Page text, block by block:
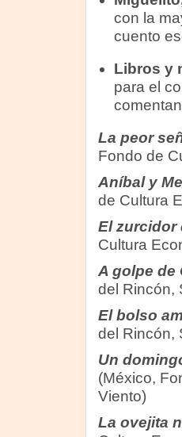
con la
cuento
Libros y
para el
La peor
Fondo de
Aníbal y
de Cultura
El zurcidor
Cultura
A golpe de
del Rincón,
El bolso
del Rincón,
Un
(México,
Viento)
La ovejita